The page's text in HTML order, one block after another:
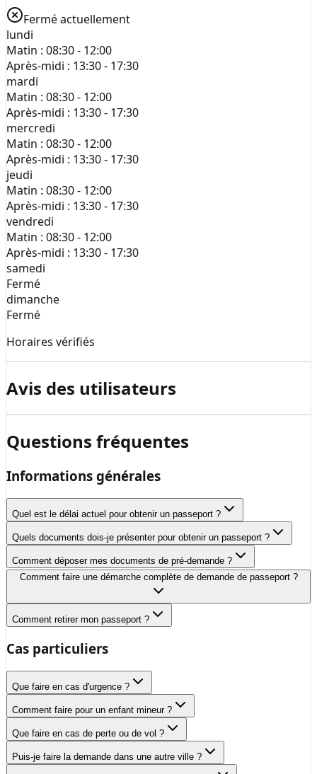
Fermé actuellement
lundi
Matin : 08:30 - 12:00
Après-midi : 13:30 - 17:30
mardi
Matin : 08:30 - 12:00
Après-midi : 13:30 - 17:30
mercredi
Matin : 08:30 - 12:00
Après-midi : 13:30 - 17:30
jeudi
Matin : 08:30 - 12:00
Après-midi : 13:30 - 17:30
vendredi
Matin : 08:30 - 12:00
Après-midi : 13:30 - 17:30
samedi
Fermé
dimanche
Fermé
Horaires vérifiés
Avis des utilisateurs
Questions fréquentes
Informations générales
Quel est le délai actuel pour obtenir un passeport ?
Quels documents dois-je présenter pour obtenir un passeport ?
Comment déposer mes documents de pré-demande ?
Comment faire une démarche complète de demande de passeport ?
Comment retirer mon passeport ?
Cas particuliers
Que faire en cas d'urgence ?
Comment faire pour un enfant mineur ?
Que faire en cas de perte ou de vol ?
Puis-je faire la demande dans une autre ville ?